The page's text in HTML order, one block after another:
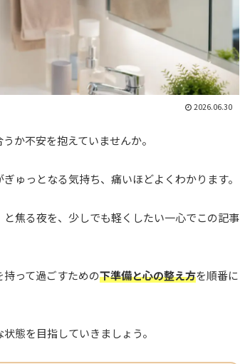
2026.06.30
か不安を抱えていませんか。
ゅっとなる気持ち、痛いほどよくわかります。
焦る夜を、少しでも軽くしたい一心でこの記事
って過ごすための下準備と心の整え方を順番に
態を目指していきましょう。